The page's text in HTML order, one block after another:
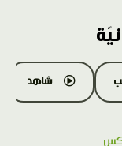
شاهد